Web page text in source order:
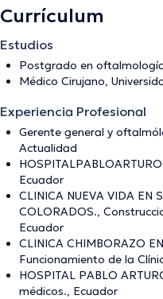
Currículum
Estudios
Postgrado en
Médico Cirujano,
Experiencia Profesional
Gerente general y
Actualidad
Ecuador
CLINICA NUEVA VIDA EN
COLORADOS.,
Ecuador
CLINICA CHIMBORAZO
Funcionamiento de la
HOSPITAL PABLO
médicos., Ecuador